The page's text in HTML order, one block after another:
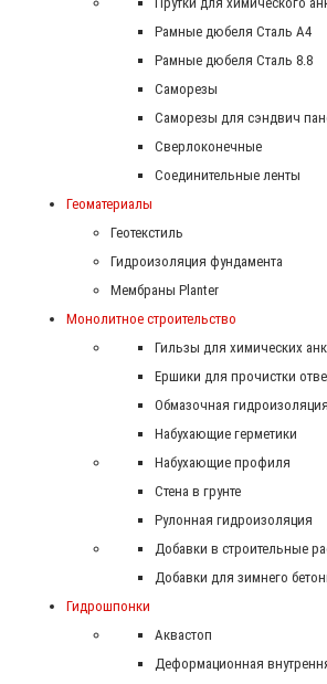
Рамные дюбеля Сталь A4
Рамные дюбеля Сталь 8.8
Саморезы
Саморезы для сэндвич
Сверлоконечные
Соединительные ленты
Геоматериалы
Геотекстиль
Гидроизоляция фундамента
Мембраны Planter
Монолитное строительство
Гильзы для химических
Ершики для прочистки
Обмазочная гидроизоляция
Набухающие герметики
Набухающие профиля
Стена в грунте
Рулонная гидроизоляция
Добавки в строительные
Добавки для зимнего
Гидрошпонки
Аквастоп
Деформационная